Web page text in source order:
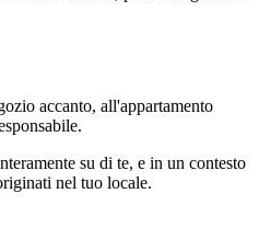
accanto, all'appartamento
su di te, e in un contesto
nel tuo locale.